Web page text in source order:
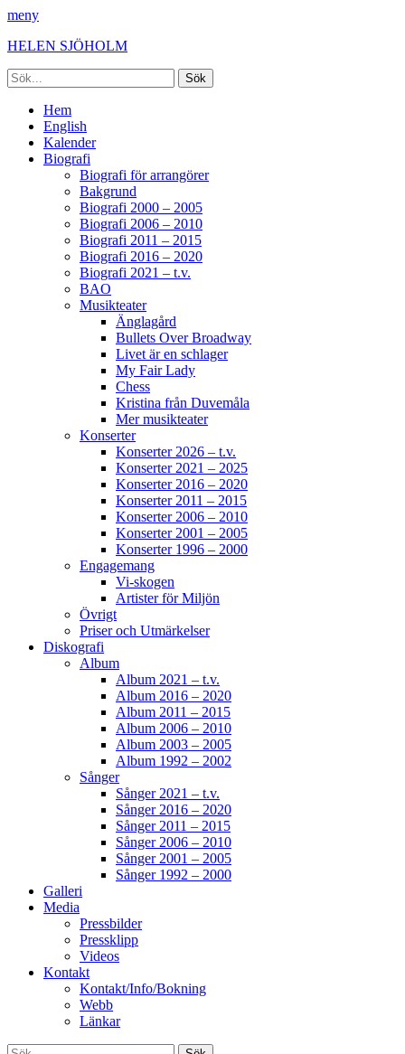
meny
HELEN SJÖHOLM
Sök
efter:
[label]
Primär
meny
Hoppa
innehåll
Hem
English
Kalender
Biografi
Biografi för arrangörer
Bakgrund
Biografi 2000 – 2005
Biografi 2006 – 2010
Biografi 2011 – 2015
Biografi 2016 – 2020
Biografi 2021 – t.v.
BAO
Musikteater
Änglagård
Bullets Over Broadway
Livet är en schlager
My Fair Lady
Chess
Kristina från Duvemåla
Mer musikteater
Konserter
Konserter 2026 – t.v.
Konserter 2021 – 2025
Konserter 2016 – 2020
Konserter 2011 – 2015
Konserter 2006 – 2010
Konserter 2001 – 2005
Konserter 1996 – 2000
Engagemang
Vi-skogen
Artister för Miljön
Övrigt
Priser och Utmärkelser
Diskografi
Album
Album 2021 – t.v.
Album 2016 – 2020
Album 2011 – 2015
Album 2006 – 2010
Album 2003 – 2005
Album 1992 – 2002
Sånger
Sånger 2021 – t.v.
Sånger 2016 – 2020
Sånger 2011 – 2015
Sånger 2006 – 2010
Sånger 2001 – 2005
Sånger 1992 – 2000
Galleri
Media
Pressbilder
Pressklipp
Videos
Kontakt
Kontakt/Info/Bokning
Webb
Länkar
Search
Sök